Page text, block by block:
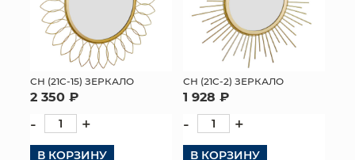
ПАКЕТЫ И СУМКИ
ПОДАРОЧНЫЕ КАРТЫ
ТОРГОВЫЙ ЦЕНТР
ОПТОВЫМ КЛИЕНТАМ
ДОСТАВКА И ОПЛАТА
СН (21C-15) ЗЕРКАЛО
2 350 ₽
- +
В КОРЗИНУ
СН (21C-2) ЗЕРКАЛО
1 928 ₽
- +
В КОРЗИНУ